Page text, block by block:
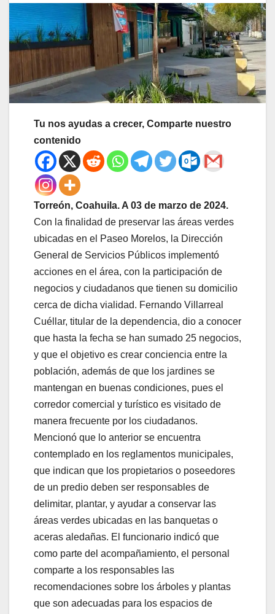
Tu nos ayudas a crecer, Comparte nuestro
contenido
Torreón, Coahuila. A 03 de marzo de 2024.
Con la finalidad de preservar las áreas verdes
ubicadas en el Paseo Morelos, la Dirección
General de Servicios Públicos implementó
acciones en el área, con la participación de
negocios y ciudadanos que tienen su domicilio
cerca de dicha vialidad. Fernando Villarreal
Cuéllar, titular de la dependencia, dio a conocer
que hasta la fecha se han sumado 25 negocios,
y que el objetivo es crear conciencia entre la
población, además de que los jardines se
mantengan en buenas condiciones, pues el
corredor comercial y turístico es visitado de
manera frecuente por los ciudadanos.
Mencionó que lo anterior se encuentra
contemplado en los reglamentos municipales,
que indican que los propietarios o poseedores
de un predio deben ser responsables de
delimitar, plantar, y ayudar a conservar las
áreas verdes ubicadas en las banquetas o
aceras aledañas. El funcionario indicó que
como parte del acompañamiento, el personal
comparte a los responsables las
recomendaciones sobre los árboles y plantas
que son adecuadas para los espacios de